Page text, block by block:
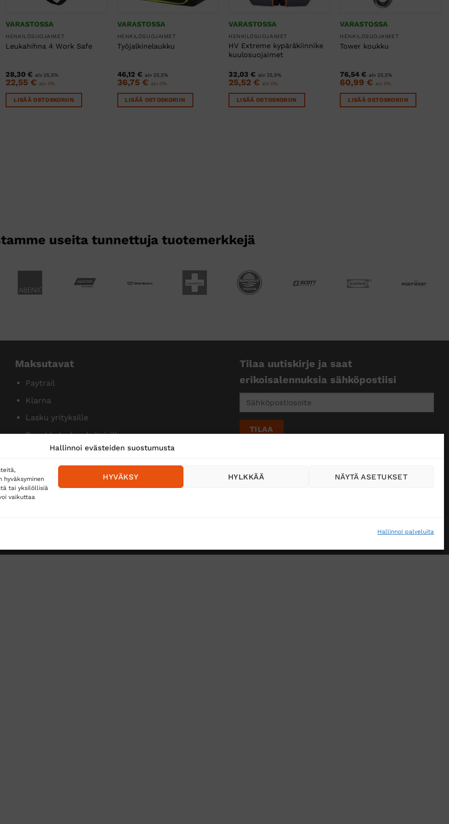
Hallinnoi evästeiden suostumusta
tai yksilöllisiä
vaikuttaa
Hallinnoi palveluita
HYVÄKSY HYLKKÄÄ NÄYTÄ ASETUKSET
VARASTOSSA
HENKILÖSUOJAIMET
Leukahihna 4 Work Safe
28,30€ alv 25,5%
22,55€ alv 0%
LISÄÄ OSTOSKORIIN
VARASTOSSA
HENKILÖSUOJAIMET
Työjalkinelaukku
46,12 € alv 25,5%
36,75 € alv 0%
LISÄÄ OSTOSKORIIN
VARASTOSSA
HENKILÖSUOJAIMET
HV Extreme kypäräkiinnike
kuulosuojaimet
32,03€ alv 25,5%
25,52€ alv 0%
LISÄÄ OSTOSKORIIN
VARASTOSSA
HENKILÖSUOJAIMET
Tower koukku
76,54€ alv 25,5%
60,99€ alv 0%
LISÄÄ OSTOSKORIIN
useita tunnettuja tuotemerkkejä
Maksutavat
Paytrail
Klarna
Lasku yrityksille
Ennakkolasku yksityisille
Tilaa uutiskirje ja saat
erikoisalennuksia sähköpostiisi